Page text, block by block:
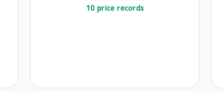
10 price records